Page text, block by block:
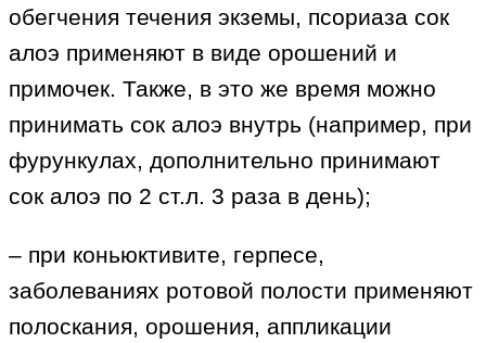
обегчения течения экземы, псориаза сок
алоэ применяют в виде орошений и
примочек. Также, в это же время можно
принимать сок алоэ внутрь (например, при
фурункулах, дополнительно принимают
сок алоэ по 2 ст.л. 3 раза в день);
– при коньюктивите, герпесе,
заболеваниях ротовой полости применяют
полоскания, орошения, аппликации